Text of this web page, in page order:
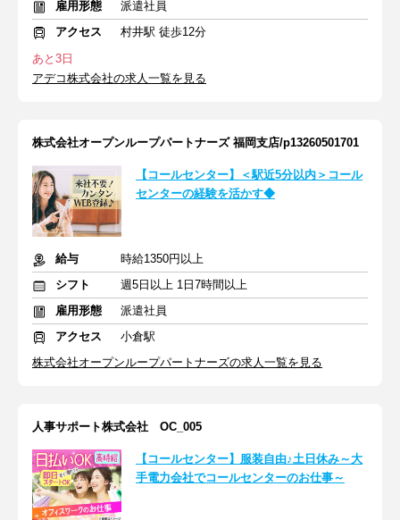
雇用形態
派遣社員
アクセス
村井駅 徒歩12分
あと3日
アデコ株式会社の求人一覧を見る
株式会社オープンループパートナーズ 福岡支店/p13260501701
【コールセンター】＜駅近5分以内＞コール
センターの経験を活かす◆
給与
時給1350円以上
シフト
週5日以上 1日7時間以上
雇用形態
派遣社員
アクセス
小倉駅
株式会社オープンループパートナーズの求人一覧を見る
人事サポート株式会社 OC_005
【コールセンター】服装自由♪土日休み～大
手電力会社でコールセンターのお仕事～